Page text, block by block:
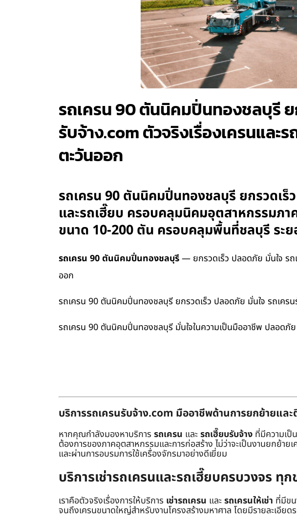
รถเครน 90 ตันนิคมปิ่นทองชลบุรี ย
รับจ้าง.com ตัวจริงเรื่องเครนแล
ตะวันออก
รถเครน 90 ตันนิคมปิ่นทองชลบุรี ยกรวดเร็
และรถเฮี๊ยบ ครอบคลุมนิคมอุตสาหกรรมภา
ขนาด 10-200 ตัน ครอบคลุมพื้นที่ชลบุรี ระย
รถเครน 90 ตันนิคมปิ่นทองชลบุรี— ยกรวดเร็ว ปลอดภัย มั่นใจ รถ
ออก
รถเครน 90 ตันนิคมปิ่นทองชลบุรี ยกรวดเร็ว ปลอดภัย มั่นใจ รถเคร
รถเครน 90 ตันนิคมปิ่นทองชลบุรี มั่นใจในความเป็นมืออาชีพ ปลอดภั
บริการรถเครนรับจ้าง.com มืออาชีพด้านการยกย้ายแ
หากคุณกำลังมองหาบริการ รถเครน และรถเฮี๊ยบรับจ้าง ที่มีความเป็
ต้องการของภาคอุตสาหกรรมและการก่อสร้าง ไม่ว่าจะเป็นงานยกย้
และผ่านการอบรมการใช้เครื่องจักรมาอย่างดีเยี่ยม
บริการเช่ารถเครนและรถเฮี๊ยบครบวงจร ทุ
เราคือตัวจริงเรื่องการให้บริการ เช่ารถเครน และรถเครนให้เช่า ที่มีข
จนถึงเครนขนาดใหญ่สำหรับงานโครงสร้างมหาศาล โดยมีรายละเอียด